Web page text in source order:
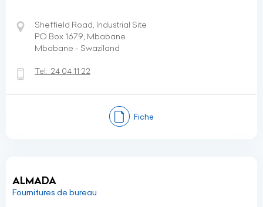
Sheffield Road, Industrial Site
PO Box 1679, Mbabane
Mbabane - Swaziland
Tel: 24 04 11 22
Fiche
ALMADA
Fournitures de bureau